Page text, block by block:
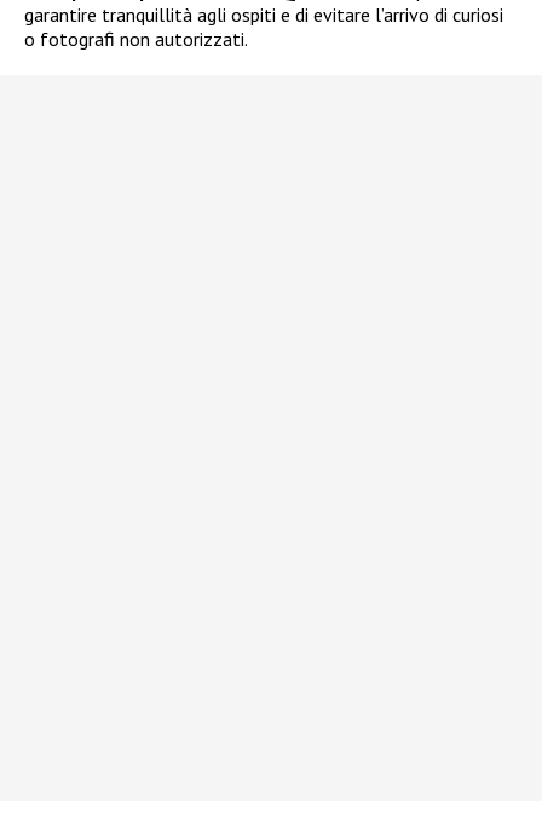
garantire tranquillità agli ospiti e di evitare l’arrivo di curiosi
o fotografi non autorizzati.